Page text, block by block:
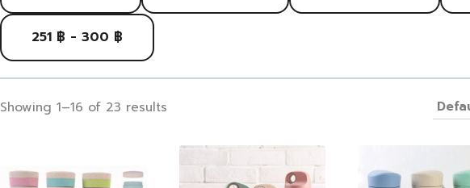
251 ฿ - 300 ฿
Showing 1–16 of 23 results